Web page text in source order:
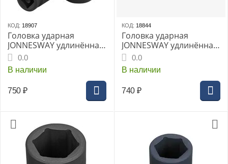
КОД: 18907
Головка ударная
JONNESWAY удлинённая
1/2" 19мм (S03AD4119)
0.0
В наличии
750 ₽
КОД: 18844
Головка ударная
JONNESWAY удлинённая
1/2" 21мм (S03AD4121)
0.0
В наличии
740 ₽